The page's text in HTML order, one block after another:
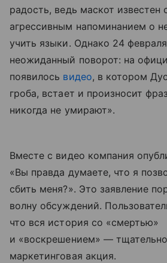
радость, ведь маскот известен
агрессивным напоминанием о
учить языки. Однако 24
неожиданный поворот: на
появилось видео, в котором
гроба, встает и произносит
никогда не умирают».
Вместе с видео компания
«Вы правда думаете, что я
сбить меня?». Это заявление
волну обсуждений.
что вся история со «смертью»
и «воскрешением» —
маркетинговая акция.